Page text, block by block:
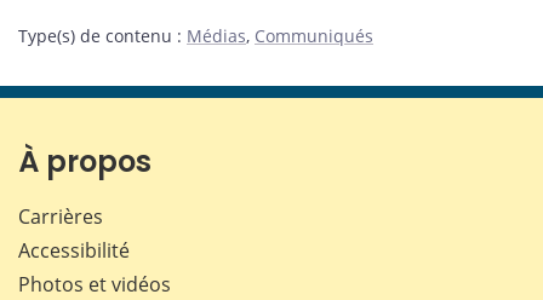
Type(s) de contenu : Médias, Communiqués
À propos
Carrières
Accessibilité
Photos et vidéos